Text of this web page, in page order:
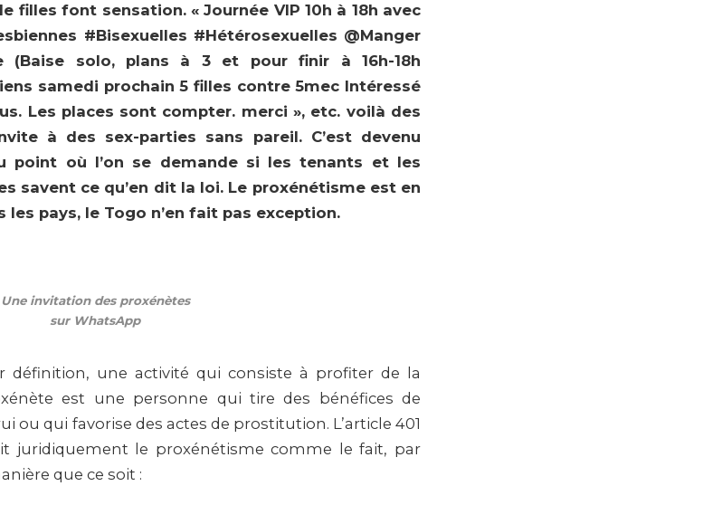
filles font sensation. « Journée VIP 10h à 18h avec
#Bisexuelles #Hétérosexuelles @Manger
(Baise solo, plans à 3 et pour finir à 16h-18h
samedi prochain 5 filles contre 5mec Intéressé
Les places sont compter. merci », etc. voilà des
à des sex-parties sans pareil. C’est devenu
point où l’on se demande si les tenants et les
savent ce qu’en dit la loi. Le proxénétisme est en
pays, le Togo n’en fait pas exception.
Une invitation des proxénètes
sur WhatsApp
définition, une activité qui consiste à profiter de la
est une personne qui tire des bénéfices de
ou qui favorise des actes de prostitution. L’article 401
juridiquement le proxénétisme comme le fait, par
que ce soit :